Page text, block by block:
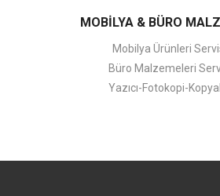
MOBİLYA & BÜRO
Mobilya Ürünleri
Büro Malzemeleri
Yazıcı-Fotokopi-